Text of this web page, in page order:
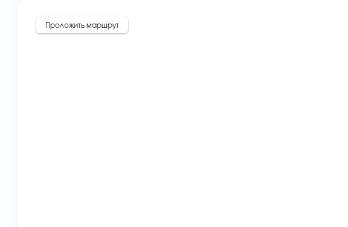
Проложить маршрут